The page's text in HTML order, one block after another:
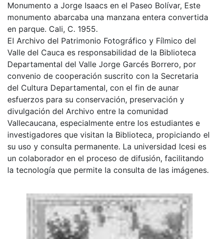
Monumento a Jorge Isaacs en el Paseo Bolívar, Este
monumento abarcaba una manzana entera convertida
en parque. Cali, C. 1955.
El Archivo del Patrimonio Fotográfico y Fílmico del
Valle del Cauca es responsabilidad de la Biblioteca
Departamental del Valle Jorge Garcés Borrero, por
convenio de cooperación suscrito con la Secretaria
del Cultura Departamental, con el fin de aunar
esfuerzos para su conservación, preservación y
divulgación del Archivo entre la comunidad
Vallecaucana, especialmente entre los estudiantes e
investigadores que visitan la Biblioteca, propiciando el
su uso y consulta permanente. La universidad Icesi es
un colaborador en el proceso de difusión, facilitando
la tecnología que permite la consulta de las imágenes.